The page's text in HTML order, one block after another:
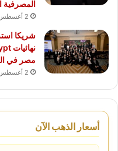
المصرفية
2 أغسطس، 2026
شريكا
مصر في
2 أغسطس، 2026
أسعار الذهب الآن